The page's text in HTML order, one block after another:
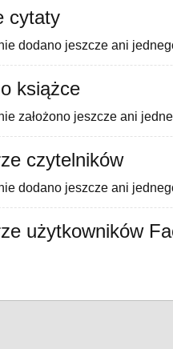
cytaty
dodano jeszcze ani
książce
założono jeszcze ani
czytelników
dodano jeszcze ani
użytkowników